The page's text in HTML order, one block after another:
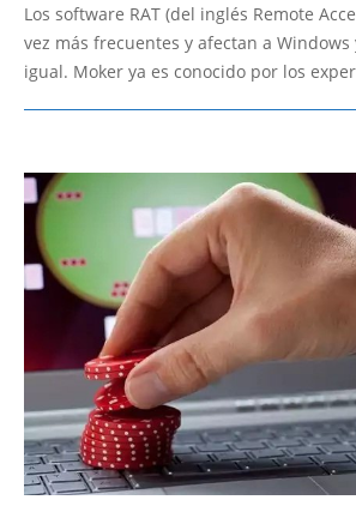
10-
Los software RAT (del inglés Remote
vez más frecuentes y afectan a
igual. Moker ya es conocido por los